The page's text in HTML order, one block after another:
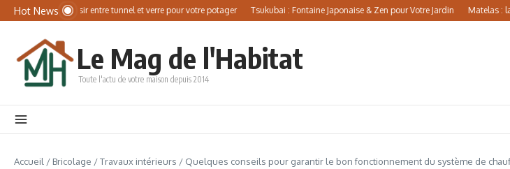
Aller au contenu
Hot News
jardin : choisir entre tunnel et verre pour votre potager Tsukubai : Fontaine Japonaise & Zen pour Votre Jardin Matelas : latex,
Le Mag de l'Habitat
Toute l'actu de votre maison depuis 2014
Accueil / Bricolage /Travaux intérieurs / Quelques conseils pour garantir le bon fonctionnement du système de
Panneau de gestion des cookies